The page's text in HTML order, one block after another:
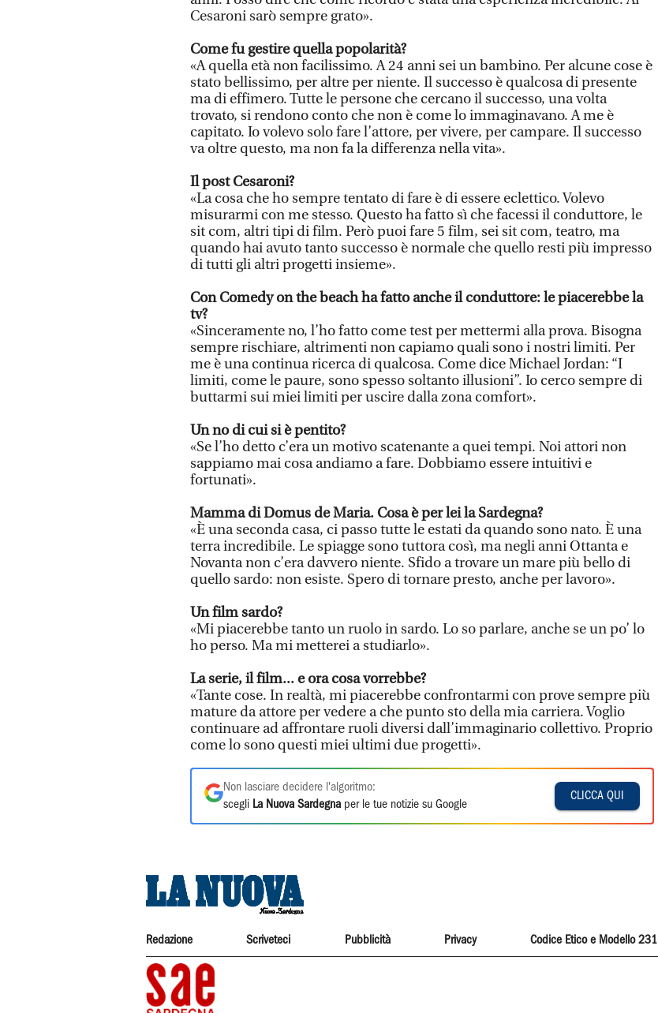
Cesaroni sarò sempre grato».
Come fu gestire quella popolarità?
«A quella età non facilissimo. A 24 anni sei un bambino. Per alcune cose è
stato bellissimo, per altre per niente. Il successo è qualcosa di presente
ma di effimero. Tutte le persone che cercano il successo, una volta
trovato, si rendono conto che non è come lo immaginavano. A me è
capitato. Io volevo solo fare l’attore, per vivere, per campare. Il successo
va oltre questo, ma non fa la differenza nella vita».
Il post Cesaroni?
«La cosa che ho sempre tentato di fare è di essere eclettico. Volevo
misurarmi con me stesso. Questo ha fatto sì che facessi il conduttore, le
sit com, altri tipi di film. Però puoi fare 5 film, sei sit com, teatro, ma
quando hai avuto tanto successo è normale che quello resti più impresso
di tutti gli altri progetti insieme».
Con Comedy on the beach ha fatto anche il conduttore: le piacerebbe la
tv?
«Sinceramente no, l’ho fatto come test per mettermi alla prova. Bisogna
sempre rischiare, altrimenti non capiamo quali sono i nostri limiti. Per
me è una continua ricerca di qualcosa. Come dice Michael Jordan: “I
limiti, come le paure, sono spesso soltanto illusioni”. Io cerco sempre di
buttarmi sui miei limiti per uscire dalla zona comfort».
Un no di cui si è pentito?
«Se l’ho detto c’era un motivo scatenante a quei tempi. Noi attori non
sappiamo mai cosa andiamo a fare. Dobbiamo essere intuitivi e
fortunati».
Mamma di Domus de Maria. Cosa è per lei la Sardegna?
«È una seconda casa, ci passo tutte le estati da quando sono nato. È una
terra incredibile. Le spiagge sono tuttora così, ma negli anni Ottanta e
Novanta non c’era davvero niente. Sfido a trovare un mare più bello di
quello sardo: non esiste. Spero di tornare presto, anche per lavoro».
Un film sardo?
«Mi piacerebbe tanto un ruolo in sardo. Lo so parlare, anche se un po’ lo
ho perso. Ma mi metterei a studiarlo».
La serie, il film... e ora cosa vorrebbe?
«Tante cose. In realtà, mi piacerebbe confrontarmi con prove sempre più
mature da attore per vedere a che punto sto della mia carriera. Voglio
continuare ad affrontare ruoli diversi dall’immaginario collettivo. Proprio
come lo sono questi miei ultimi due progetti».
Non lasciare decidere l'algoritmo:
scegli La Nuova Sardegna per le tue notizie su Google
CLICCA QUI
Redazione Scriveteci Pubblicità Privacy Codice Etico e Modello 231